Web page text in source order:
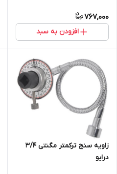
767,000
افزودن به سبد
زاویه سنج ترکمتر مگنتی 3/4
درایو